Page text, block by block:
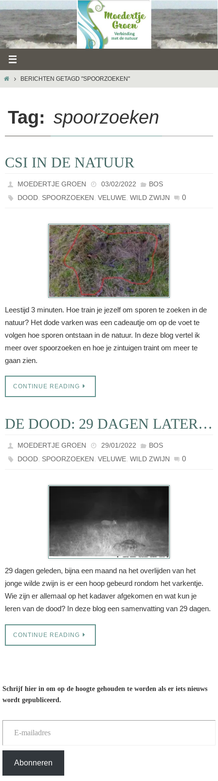
naar
inhoud
HOMEBERICHTEN GETAGD "SPOORZOEKEN"
Tag: spoorzoeken
CSI IN DE NATUUR
MOEDERTJE GROEN 03/02/2022
BOS
DOOD, SPOORZOEKEN,VELUWE,WILD ZWIJN 0
Leestijd 3 minuten. Hoe train je jezelf om sporen te zoeken in de
natuur? Het dode varken was een cadeautje om op de voet te
volgen hoe sporen ontstaan in de natuur. In deze blog vertel ik
meer over spoorzoeken en hoe je zintuigen traint om meer te
gaan zien.
CONTINUE READING
DE DOOD: 29 DAGEN LATER…
MOEDERTJE GROEN 29/01/2022
BOS
DOOD, SPOORZOEKEN,VELUWE,WILD ZWIJN 0
29 dagen geleden, bijna een maand na het overlijden van het
jonge wilde zwijn is er een hoop gebeurd rondom het varkentje.
Wie zijn er allemaal op het kadaver afgekomen en wat kun je
leren van de dood? In deze blog een samenvatting van 29 dagen.
CONTINUE READING
Schrijf hier in om op de hoogte gehouden te worden als er iets nieuws
wordt gepubliceerd.
E-mailadres
Abonneren